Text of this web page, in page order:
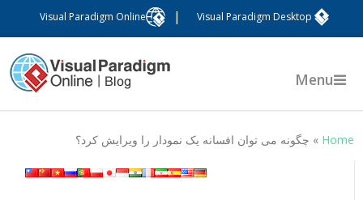
Visual Paradigm Desktop
Visual Paradigm Online
Menu
Home
» چگونه می توان افسانه یک نمودار را ویرایش کرد؟